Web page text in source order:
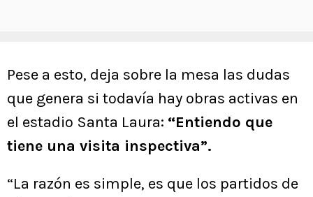
Pese a esto, deja sobre la mesa las dudas
que genera si todavía hay obras activas en
el estadio Santa Laura: “Entiendo que
tiene una visita inspectiva”.
“La razón es simple, es que los partidos de